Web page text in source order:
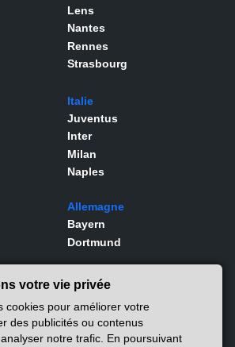
Lens
Nantes
Rennes
Strasbourg
Italie
Juventus
Inter
Milan
Naples
Allemagne
Bayern
Dortmund
Joueurs
Lamine Yamal
Rodrygo
votre vie privée
cookies pour améliorer votre
des publicités ou contenus
notre trafic. En poursuivant